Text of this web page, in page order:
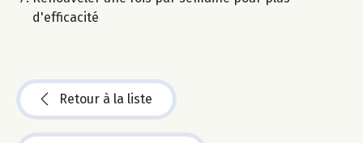
d'efficacité
Retour à la liste